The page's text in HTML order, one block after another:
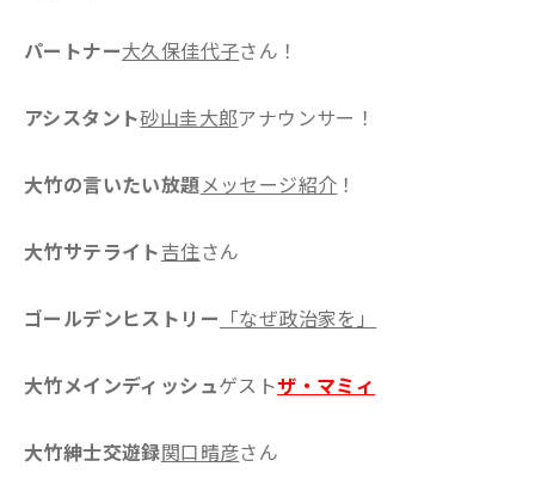
パートナー大久保佳代子さん！
アシスタント砂山圭大郎アナウンサー！
大竹の言いたい放題メッセージ紹介 ！
大竹サテライト吉住さん
ゴールデンヒストリー 「なぜ政治家を」
大竹メインディッシュゲストザ・マミィ
大竹紳士交遊録関口晴彦さん